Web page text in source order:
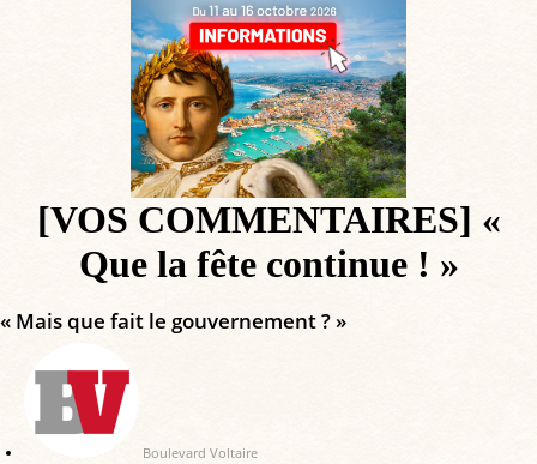
[VOS COMMENTAIRES] «
Que la fête continue ! »
« Mais que fait le gouvernement ? »
Boulevard Voltaire